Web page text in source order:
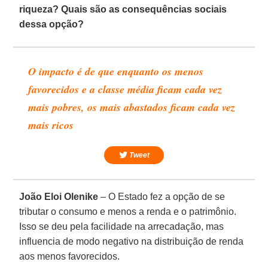
riqueza? Quais são as consequências sociais
dessa opção?
O impacto é de que enquanto os menos
favorecidos e a classe média ficam cada vez
mais pobres, os mais abastados ficam cada vez
mais ricos
Tweet
João Eloi Olenike – O Estado fez a opção de se
tributar o consumo e menos a renda e o patrimônio.
Isso se deu pela facilidade na arrecadação, mas
influencia de modo negativo na distribuição de renda
aos menos favorecidos.